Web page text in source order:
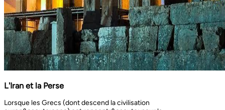
L'Iran et la Perse
Lorsque les Grecs (dont descend la civilisation europ&eacute;enne) ont rencontr&eacute; pour la premi&egrave;re fois les Iraniens, ces derniers r&eacute;gnaient sur ce territoire sous le nom d'Empire perse. Il n'&eacute;tait pas surprenant qu'ils l'appellent "Perse" tandis que les Perses, qui sont entr&eacute;s en contact pour la premi&egrave;re fois avec les Grecs ioniens, appelaient l'ensemble du territoire grec "Ionie". Aujourd'hui encore, les Iraniens utilisent le nom d'Ionie pour d&eacute;signer la Gr&egrave;ce (Yunan). La Perse ne faisait partie de l'Iran que dans la mesure o&ugrave; les Perses constituaient une partie du peuple iranien. Pourtant, elle avait parfois un sens encore plus large que l'Iran, car ce que l'on appelait historiquement la Perse ou l'empire perse comprenait non seulement un territoire beaucoup plus vaste que l'Iran actuel, mais aussi des pays et des peuples non iraniens comme l'&Eacute;gypte. "Perse" est rest&eacute; le terme europ&eacute;en pour l'Iran jusqu'en 1935, date &agrave; laquelle le gouvernement iranien a insist&eacute; pour que tous les pays appellent officiellement le pays par ce dernier nom. Mais le terme "Perse" a surv&eacute;cu et, encore aujourd'hui, pour de nombreux Occidentaux, la "Perse" a une connotation historique et culturelle beaucoup plus large que celle v&eacute;hicul&eacute;e par le terme "Iran", qu'ils confondaient parfois avec l'Irak. Beaucoup ne savent plus que l'Iran et la Perse sont la m&ecirc;me chose, pensant que l'Iran est aussi un pays arabe ! L'Iran actuel fait partie du plateau iranien, beaucoup plus vaste, dont l'ensemble a parfois fait partie de l'empire perse. Le pays est vaste, plus grand que le Royaume-Uni, la France, l'Espagne et l'Allemagne r&eacute;unis. Il est accident&eacute; et aride et, &agrave; l'exception de deux r&eacute;gions de plaine, il est constitu&eacute; de montagnes et de d&eacute;serts. Il y a deux grandes rang&eacute;es de montagnes, l'Alborz au nord, qui s'&eacute;tend du Caucase au nord-ouest jusqu'au Khorasan &agrave; l'est, et le Zagros, qui s'&eacute;tend de l'ouest au sud-est. Les grands d&eacute;serts, Dasht-e-Kavir et Dasht-e-Lut, tous deux situ&eacute;s &agrave; l'est, sont pratiquement inhabitables. Les deux r&eacute;gions de plaine sont le littoral de la mer Caspienne, qui se trouve au-dessous du niveau de la mer, a un climat subtropical et est couvert de for&ecirc;ts tropicales, et la plaine du Khuzestan au sud-ouest, qui est une continuation des terres fertiles de la M&eacute;sopotamie et est arros&eacute;e par le seul grand fleuve d'Iran, le Karun. Ainsi, la terre est abondante mais l'eau est rare, contrairement &agrave; un pays comme la Hollande o&ugrave; la terre est rare mais l'eau abondante. La raret&eacute; de l'eau a jou&eacute; un r&ocirc;le majeur non seulement en influen&ccedil;ant la nature et les syst&egrave;mes de l'agriculture iranienne, mais aussi un certain nombre de facteurs sociologiques cl&eacute;s, y compris la cause et la nature des &Eacute;tats iraniens. L'&eacute;tendue des montagnes et du d&eacute;sert a naturellement divis&eacute; la population iranienne en groupes relativement isol&eacute;s. Mais l'aridit&eacute; a jou&eacute; un r&ocirc;le encore plus important &agrave; cet &eacute;gard, et ce au niveau des plus petites unit&eacute;s sociales. Dans la majeure partie du pays, l'agriculture et l'&eacute;levage du b&eacute;tail n'&eacute;taient possibles que l&agrave; o&ugrave; l'eau de pluie naturelle, un petit ruisseau, un canal d'eau souterrain, appel&eacute; Qanat, ou une combinaison de ces &eacute;l&eacute;ments fournissait l'approvisionnement minimal n&eacute;cessaire en eau. Le Qanat ou Kariz est un d&eacute;veloppement ing&eacute;nieux des temps anciens, qui remonte &agrave; bien avant la fondation de l'empire perse. &Agrave; partir d'une nappe phr&eacute;atique existante dans les hautes terres, un tunnel est creus&eacute; sous le sol, en pente descendante vers les basses terres (pr&egrave;s des fermes environnantes) o&ugrave; il remonte &agrave; la surface. L'eau qui s'&eacute;coule de la source par gravit&eacute; est ensuite distribu&eacute;e par d'&eacute;troits canaux l&agrave; o&ugrave; elle est n&eacute;cessaire pour l'irrigation et d'autres usages. Le peuple iranien &Agrave; l'origine, les Iraniens &eacute;taient plus une ethnie qu'une nation et les perses se comptaient comme un groupe parmi un bon nombre des Iraniens. A part le pays qui s'appelle aujourd'hui l'Iran, l'Afghanistan et le Tadjikistan appartiennent &eacute;galement &agrave; un territoire iranien plus large dans leurs concepts historiques et culturels. En plus la domaine culturelle iranienne d&eacute;passe encore plus loin que la fronti&egrave;re de l&rsquo;ensemble de ces trois pays et s'&eacute;tendant jusqu&rsquo;au cot&eacute; nordique de l'Inde, l'Ouzb&eacute;kistan, le Turkm&eacute;nistan, le Caucase et l'Anatolie : Aujourd&rsquo;hui , c&rsquo;est ce que l&rsquo;on appelle &lsquo;&rsquo; Monde Persan&rsquo;&rsquo; La langue persane est une des langues iraniennes, alors qu&rsquo;il en existe d'autres vari&eacute;t&eacute;s dont le kurde et le pashto. En Iran, certaines langues locales sont encore parl&eacute;es en tant que des langues vivantes tandis que d&rsquo;autre langues r&eacute;gionales que l&rsquo;iranienne sont &eacute;galement parl&eacute;s en Iran tels que le turc et l&rsquo;arabe. En plus, d'autres formats de la langue persane sont parl&eacute;es en Afghanistan et au Tadjikistan, si bien que les r&eacute;sidents dans ces trois pays arrivent &agrave; se comprendre lors de la conversation et de la communication litt&eacute;raire. Egalement d'autres dialectes persans sont parl&eacute;s en Iran. A vraie dire , n&rsquo;importe quel argument &agrave; propos de l&rsquo;histoire de l&rsquo;Iran, de son &eacute;conomie et de sa politique ne serait pas raisonnable sauf qu&rsquo;on puisse tenir en compte les nomades qui ont &eacute;tabli leurs royaume &agrave; partir de l&rsquo;&eacute;poque des Perses au Qajars qui r&eacute;gnaient jusuq&rsquo;aux20&egrave;me si&egrave;cle. Suit &agrave; la recherches des p&acirc;turages encore plus verts et des sols fertils, diff&eacute;rents &eacute;thnies comme le turques, sont partis vers les r&eacute;gions au nord, nord-est et l&rsquo;est de la Perse . Apr&egrave;s avoir s&rsquo;h&eacute;berger , ils fallait qu&rsquo;ils se pr&eacute;par&egrave;rent pour faire face aux &eacute;nemies etrang&egrave;res . La s&egrave;cheresse, l&rsquo;aridit&eacute; et la densit&eacute; de la population dan leurs propres r&eacute;gions fut la cause de l&rsquo;immigration vers la Perse. D&rsquo;autre part la manqu&eacute; de la pluie et l&rsquo;aridit&eacute; en Iran causait la miragartion des gens vers des r&eacute;gions plus verts : ils se d&eacute;pla&ccedil;aient tous les ann&eacute;es, pour aller vers les r&eacute;gions o&ugrave; il faisait agr&eacute;able pendant l&rsquo;hiver et des r&eacute;gions o&ugrave; le climat faisait moins chaud au cours de l&rsquo;&eacute;t&eacute;. En comparaison avec les les s&eacute;dentaires, les nomades ont des puissances militaires et ils sont plus dynamiques, et plus nombreux que les villageoises qu'ils attaquaient. Ces particularit&eacute;s permettent &agrave; une tribu ou &agrave; un ensemble de tribus de faire diriger les autres vers la formation d&rsquo;un &eacute;tat central : Ensuite il faisait les n&eacute;cessaires pour collecter directement ou via un moyen indirect, la totalit&eacute; des produits agricoles exc&eacute;dentaires pour fournir les affaires financi&egrave;res. Ainsi il devient un &eacute;tat central et capable &agrave; taille de contr&ocirc;ler, d'administrer et de d&eacute;fendre ses vastes territoires. La plupart des souverains iraniens se d&eacute;pla&ccedil;aient la plupart du temps et cette caract&eacute;ristique est racin&eacute; dans leurs origines et leurs esprits. Par exemple les Ach&eacute;m&eacute;nides dirigeaient leurs trois capitales et se d&eacute;pla&ccedil;aient entre : Suse, Pers&eacute;polis et Ecbatane et parfois quatre si on fait inclure la Babylon. D&egrave;s le d&eacute;but ; tous les gouvernements iraniens jusqu&rsquo;au 20&egrave;me si&egrave;cle, on &eacute;t&eacute; fond&eacute;s par des tribus nomades et apr&egrave;s avoir &ecirc;tre uni au sein du gouvernement , il fallait se pr&eacute;parer pour faire face aux d&eacute;fis comme l&rsquo;invasion des nomades dans le pays et ceux qui pourraient attaquer depuis des terres au-del&agrave; des fronti&egrave;res. D'une mani&egrave;re historique, l'Iran a &eacute;t&eacute; le carrefour entre l'Asie et l'Europe, l'Est et l'Ouest. Les personnes, les biens ainsi que les croyances, les normes et produits culturels y sont pass&eacute;s, g&eacute;n&eacute;ralement d'est en ouest, mais pas toujours. L'influence orientale &eacute;tait telle que beaucoup des anciens mythes et l&eacute;gendes iraniens provenaient des terres orientales de l'Iran, bien que l'islam et les Arabes soient venus de la direction oppos&eacute;e. Cette situation g&eacute;ographique particuli&egrave;re a donn&eacute; lieu &agrave; ce que l'on peut appeler &laquo; l'effet carrefour &raquo;, &agrave; la fois d&eacute;stabilisant et enrichissant le pays ; rendant ses habitants hospitaliers et amicaux envers les &eacute;trangers et aussi tr&egrave;s conscients de leur particularit&eacute;. L'une des cons&eacute;quences de l'effet de carrefour est le fait que l'Iran est maintenant peupl&eacute; d&rsquo;une vari&eacute;t&eacute; de communaut&eacute;s ethniques et linguistiques incluant ceux dont la langue maternelle est le persan, ainsi que les Kurdes, les Turcs, les Arabes, les Baloutches, etc. On rencontre les Turcophones dans la r&eacute;gion Nord-ouest de l'Azerba&iuml;djan, aujourd'hui divis&eacute;e en plusieurs provinces, &agrave; la fronti&egrave;re de la Turquie et du Caucase. D'autres peuples turcophones, comme les Turkm&egrave;nes du Centre-nord-est et les tribus turcophones comm